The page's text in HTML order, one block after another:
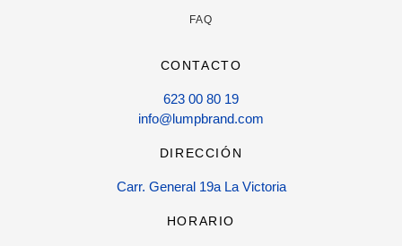
FAQ
CONTACTO
623 00 80 19
info@lumpbrand.com
DIRECCIÓN
Carr. General 19a La Victoria
HORARIO